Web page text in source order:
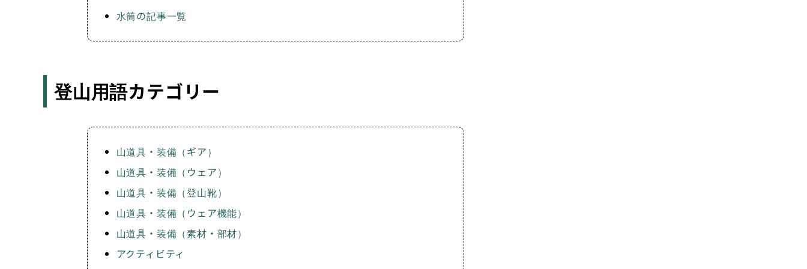
水筒の記事一覧
登山用語カテゴリー
山道具・装備（ギア）
山道具・装備（ウェア）
山道具・装備（登山靴）
山道具・装備（ウェア機能）
山道具・装備（素材・部材）
アクティビティ